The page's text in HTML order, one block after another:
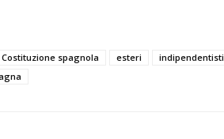
Costituzione spagnola esteri indipendentisti